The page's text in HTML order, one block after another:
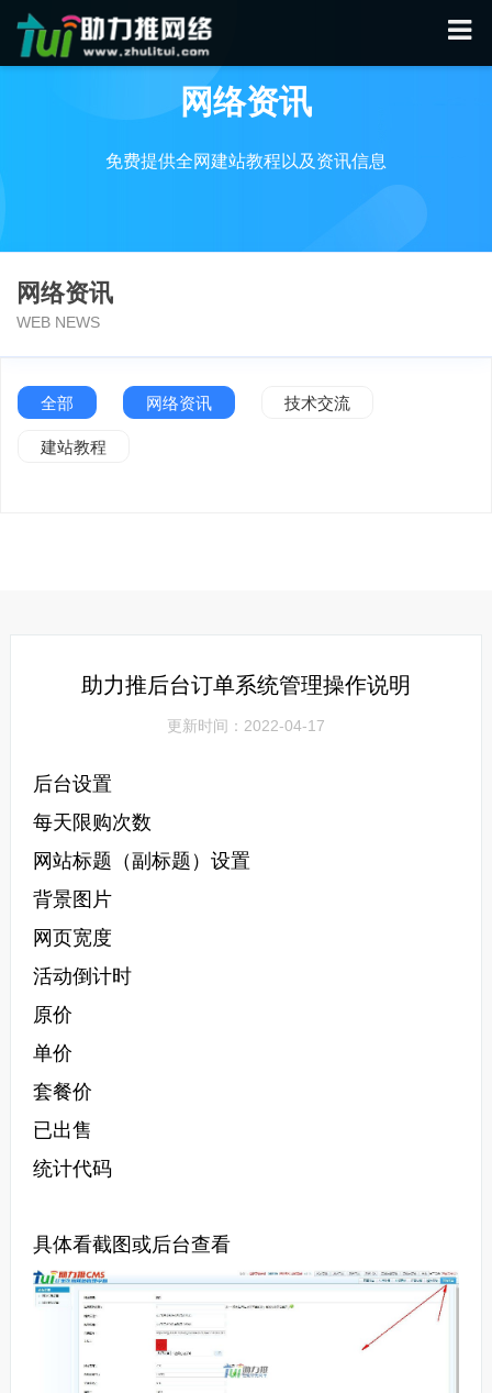
网络资讯
免费提供全网建站教程以及资讯信息
网络资讯
WEB NEWS
全部 网络资讯 技术交流
建站教程
助力推后台订单系统管理操作说明
更新时间：2022-04-17
后台设置
每天限购次数
网站标题（副标题）设置
背景图片
网页宽度
活动倒计时
原价
单价
套餐价
已出售
统计代码
具体看截图或后台查看